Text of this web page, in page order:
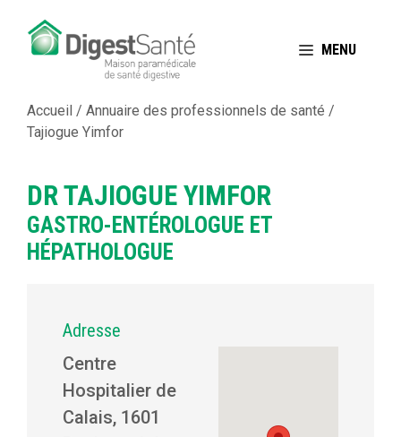
MENU
Accueil / Annuaire des professionnels de santé /
Tajiogue Yimfor
DR TAJIOGUE YIMFOR
GASTRO-ENTÉROLOGUE ET
HÉPATHOLOGUE
Adresse
Centre
Hospitalier de
Calais, 1601